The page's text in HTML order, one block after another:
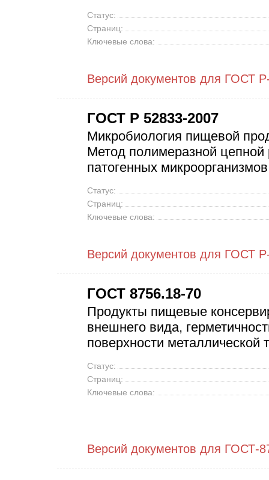
Статус:
Страниц:
Ключевые слова:
Версий документов для ГОСТ
ГОСТ Р 52833-2007
Микробиология пищевой
Метод полимеразной
патогенных
Статус:
Страниц:
Ключевые слова:
Версий документов для ГОСТ
ГОСТ 8756.18-70
Продукты пищевые
внешнего вида,
поверхности металлической
Статус:
Страниц:
Ключевые слова:
Версий документов для ГОСТ-